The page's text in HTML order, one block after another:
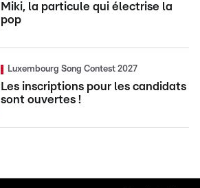
Miki, la particule qui électrise la
pop
Luxembourg Song Contest 2027
Les inscriptions pour les candidats
sont ouvertes !